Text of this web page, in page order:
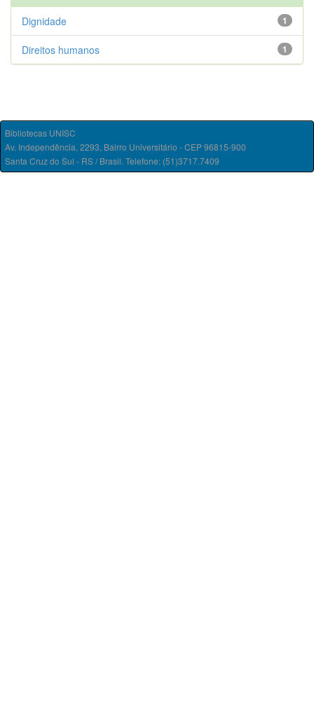
1
Dignidade
1
Direitos humanos
Bibliotecas UNISC
Av. Independência, 2293, Bairro Universitário - CEP 96815-900
Santa Cruz do Sul - RS / Brasil. Telefone: (51)3717.7409